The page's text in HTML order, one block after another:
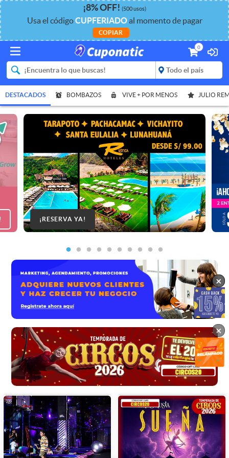
¡8%OFF! (500 usos)
Usa el códigoCUPFERIADOal momento de pagar
COPIAR
0
DESTACADOS BOMBAZOS VIVE + POR MENOS JULIO
¡RESERVA YA!
×
×
×